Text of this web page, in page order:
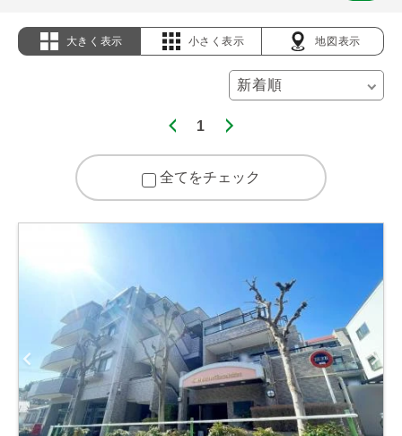
大きく表示 小さく表示 地図表示
1
全てをチェック